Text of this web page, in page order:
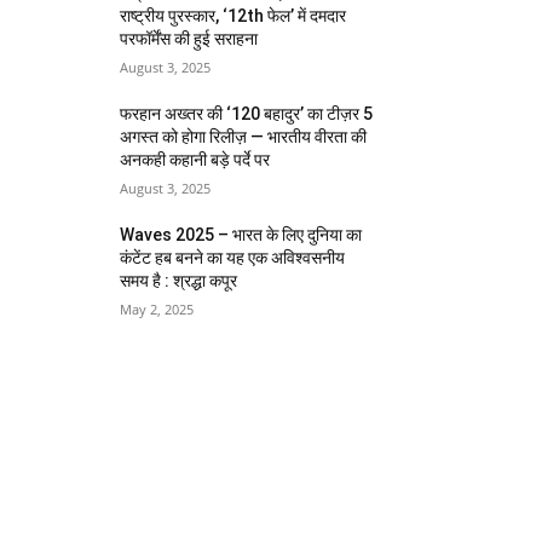
राष्ट्रीय पुरस्कार, ‘12th फेल’ में दमदार
परफॉर्मेंस की हुई सराहना
August 3, 2025
फरहान अख्तर की ‘120 बहादुर’ का टीज़र 5
अगस्त को होगा रिलीज़ — भारतीय वीरता की
अनकही कहानी बड़े पर्दे पर
August 3, 2025
Waves 2025 – भारत के लिए दुनिया का
कंटेंट हब बनने का यह एक अविश्वसनीय
समय है : श्रद्धा कपूर
May 2, 2025